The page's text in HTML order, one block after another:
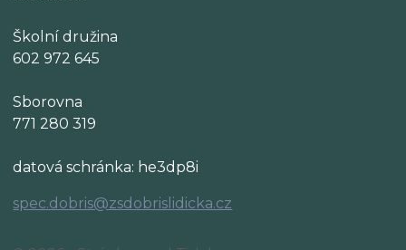
Školní družina
602 972 645
Sborovna
771 280 319
datová schránka: he3dp8i
spec.dobris@zsdobrislidicka.cz